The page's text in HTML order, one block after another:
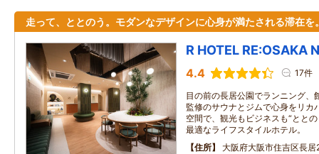
走って、ととのう。モダンなデザインに心身が満たされる滞在を
R HOTEL RE:OSAKA
4.4 17件
目の前の長居公園でランニング、
監修のサウナとジムで心身をリカ
空間で、観光もビジネスも“とと
最適なライフスタイルホテル。
住所
大阪府大阪市住吉区長